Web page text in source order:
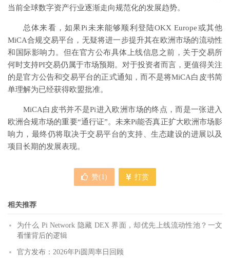
当前全球数字资产行业逐渐走向规范化的发展趋势。
总体来看，如果Pi未来能够顺利登陆OKX Europe或其他
MiCA合规交易平台，无疑将进一步提升其在欧洲市场的流动性
和国际影响力。但在官方公布具体上线信息之前，关于交易所
何时支持PI交易仍属于市场预期。对于投资者而言，更值得关注
的是官方公告和交易平台的正式通知，而不是将MiCA白皮书简
单理解为已经获得欧盟批准。
MiCA白皮书并不是Pi进入欧洲市场的终点，而是一张进入
欧洲合规市场的重要“通行证”。未来Pi能否真正扩大欧洲市场影
响力，最终仍将取决于交易平台的支持、生态建设的进展以及
项目长期的发展表现。
赞(1) 打赏
相关推荐
为什么 Pi Network 隐藏 DEX 界面，却优先上线流动性池？一文
看懂背后的逻辑
官方发布：2026年Pi圆周率日回顾